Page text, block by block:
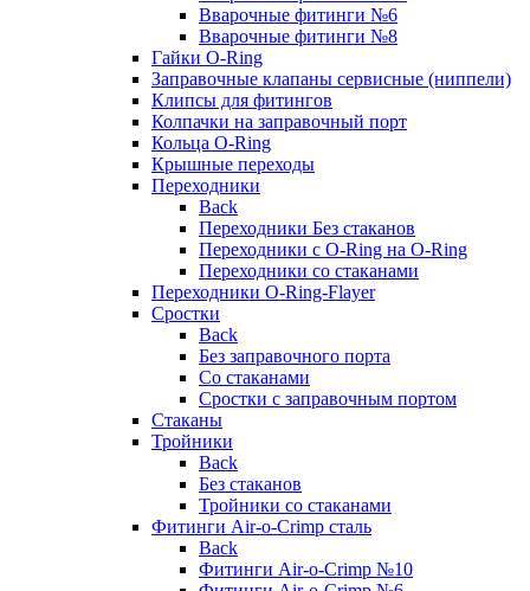
Вварочные фитинги №6
Вварочные фитинги №8
Гайки O-Ring
Заправочные клапаны сервисные (ниппели)
Клипсы для фитингов
Колпачки на заправочный порт
Кольца O-Ring
Крышные переходы
Переходники
Back
Переходники Без стаканов
Переходники с O-Ring на O-Ring
Переходники со стаканами
Переходники O-Ring-Flayer
Сростки
Back
Без заправочного порта
Со стаканами
Сростки с заправочным портом
Стаканы
Тройники
Back
Без стаканов
Тройники со стаканами
Фитинги Air-o-Crimp сталь
Back
Фитинги Air-o-Crimp №10